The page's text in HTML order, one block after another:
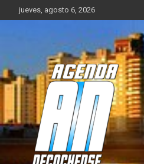
Saltar
al
jueves, agosto 6, 2026